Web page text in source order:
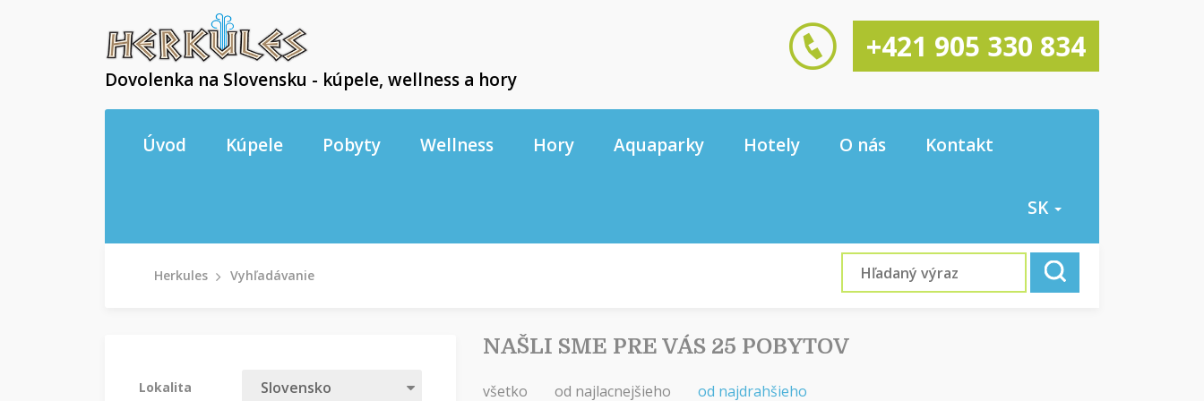
Dovolenka na Slovensku - kúpele, wellness a hory
+421 905 330 834
Úvod Kúpele Pobyty Wellness Hory Aquaparky Hotely O nás Kontakt
SK
Herkules Vyhľadávanie
Lokalita
NAŠLI SME PRE VÁS 25 POBYTOV
všetko od najlacnejšieho od najdrahšieho